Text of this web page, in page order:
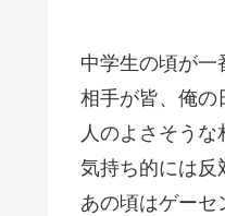
中学生の頃が一
相手が皆、俺の
人のよさそう
気持ち的には反
あの頃はゲーセ